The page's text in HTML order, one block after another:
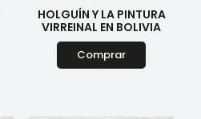
HOLGUÍN Y LA PINTURA
VIRREINAL EN BOLIVIA
Comprar